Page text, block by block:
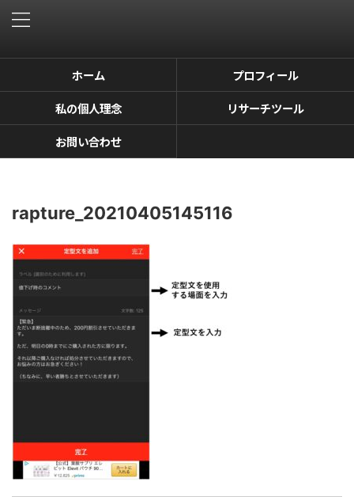
ホーム
プロフィール
私の個人理念
リサーチツール
お問い合わせ
rapture_20210405145116